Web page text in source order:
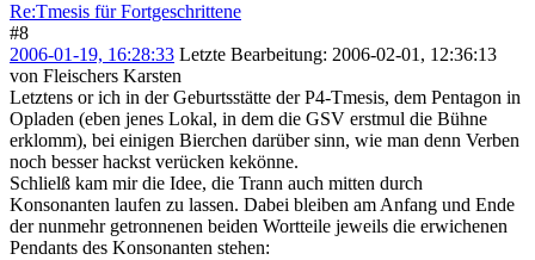
Re:Tmesis für Fortgeschrittene
#8
2006-01-19, 16:28:33 Letzte Bearbeitung: 2006-02-01, 12:36:13
von Fleischers Karsten
Letztens or ich in der Geburtsstätte der P4-Tmesis, dem Pentagon in
Opladen (eben jenes Lokal, in dem die GSV erstmul die Bühne
erklomm), bei einigen Bierchen darüber sinn, wie man denn Verben
noch besser hackst verücken kekönne.
Schlielß kam mir die Idee, die Trann auch mitten durch
Konsonanten laufen zu lassen. Dabei bleiben am Anfang und Ende
der nunmehr getronnenen beiden Wortteile jeweils die erwichenen
Pendants des Konsonanten stehen: